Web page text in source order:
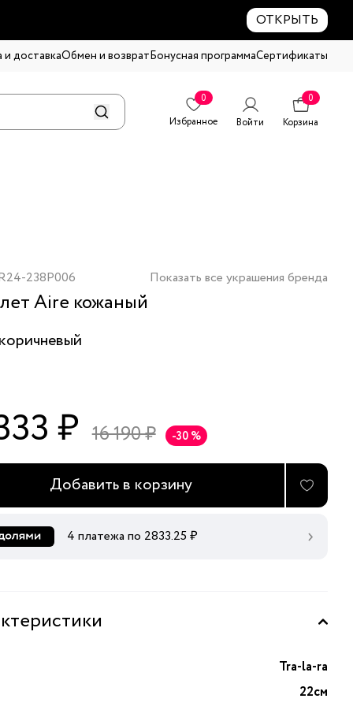
ОТКРЫТЬ
доставкаОбмен и возвратБонусная программаСертификаты
0
Избранное
Войти
0
Корзина
238P006 Показать все украшения бренда
Aire кожаный
коричневый
₽ 16 190 ₽ -30 %
Добавить в корзину
4 платежа по 2833.25 ₽
Tra-la-ra
22см